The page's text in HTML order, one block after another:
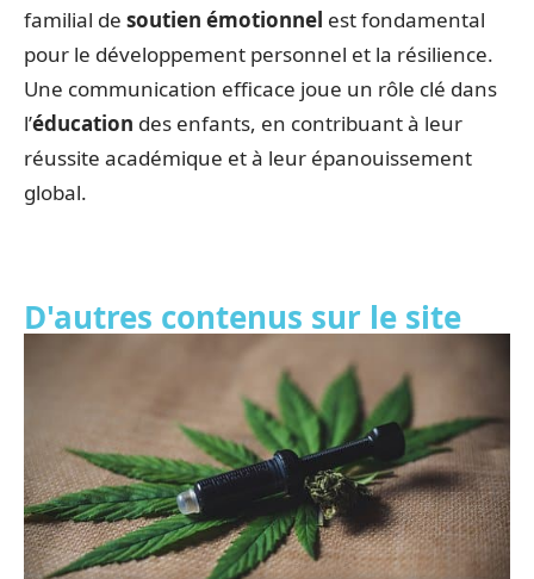
familial de soutien émotionnel est fondamental
pour le développement personnel et la résilience.
Une communication efficace joue un rôle clé dans
l’éducation des enfants, en contribuant à leur
réussite académique et à leur épanouissement
global.
D'autres contenus sur le site